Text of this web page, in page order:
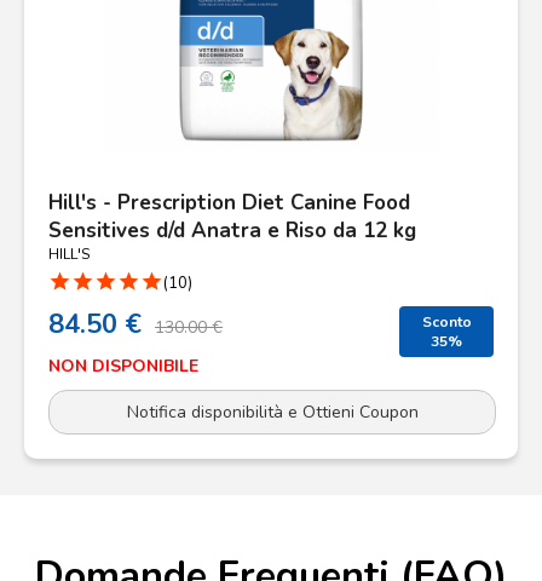
Hill's - Prescription Diet Canine Food
Sensitives d/d Anatra e Riso da 12 kg
HILL'S
star star star star star(10)
84.50 € 130.00 €
Sconto
35%
NON DISPONIBILE
Notifica disponibilità e Ottieni Coupon